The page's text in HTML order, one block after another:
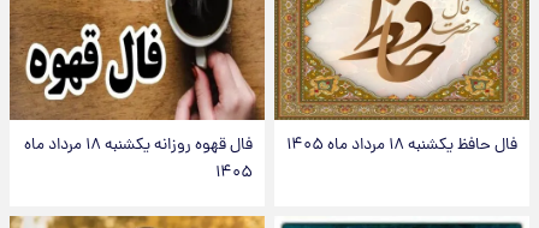
فال حافظ یکشنبه ۱۸ مرداد ماه ۱۴۰۵
فال قهوه روزانه یکشنبه ۱۸ مرداد ماه
۱۴۰۵